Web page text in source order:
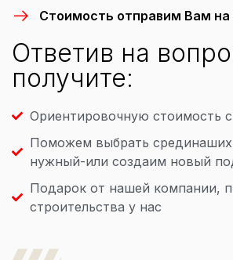
Стоимость отправим Вам на
Ответив на
получите:
Ориентировочную стоимость
Поможем выбрать срединаших
нужный-или создаим новый
Подарок от нашей компании,
строительства у нас